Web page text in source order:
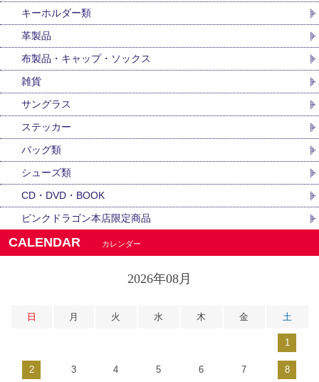
キーホルダー類
革製品
布製品・キャップ・ソックス
雑貨
サングラス
ステッカー
バッグ類
シューズ類
CD・DVD・BOOK
ピンクドラゴン本店限定商品
CALENDAR カレンダー
2026年08月
日 月 火 水 木 金 土
1
2 3 4 5 6 7 8